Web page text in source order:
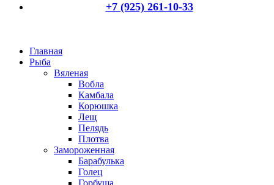
+7 (925) 261-10-33
Главная
Рыба
Вяленая
Вобла
Камбала
Корюшка
Лещ
Пелядь
Плотва
Замороженная
Барабулька
Голец
Горбуша